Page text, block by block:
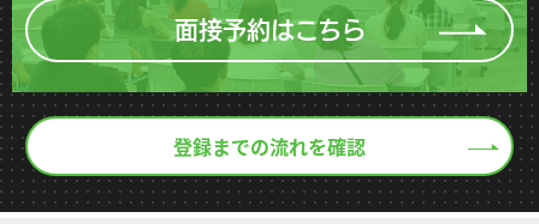
面接予約はこちら
登録までの流れを確認